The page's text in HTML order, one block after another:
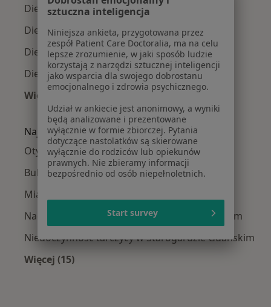
Dietetycy w Tczewie
Dietetycy w Pruszczu Gdańskim
Dietetycy w Kartuzach
Dietetycy w Kwidzynie
Więcej (10)
Więcej w kategorii: W pobliżu Starogardu
Najczęście leczone choroby
Otyłość w Starogardzie Gdańskim
Bulimia w Starogardzie Gdańskim
Miażdżyca w Starogardzie Gdańskim
Nadciśnienie tętnicze w Starogardzie Gdańskim
Niedoczynność tarczycy w Starogardzie Gdańskim
Więcej (15)
sztuczna inteligencja
Niniejsza ankieta, przygotowana przez
zespół Patient Care Doctoralia, ma na celu
lepsze zrozumienie, w jaki sposób ludzie
korzystają z narzędzi sztucznej inteligencji
jako wsparcia dla swojego dobrostanu
emocjonalnego i zdrowia psychicznego.
Udział w ankiecie jest anonimowy, a wyniki
będą analizowane i prezentowane
wyłącznie w formie zbiorczej. Pytania
dotyczące nastolatków są skierowane
wyłącznie do rodziców lub opiekunów
prawnych. Nie zbieramy informacji
bezpośrednio od osób niepełnoletnich.
Start survey